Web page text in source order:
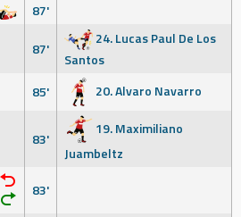
87'
87'
24. Lucas Paul De Los
Santos
85'
20. Alvaro Navarro
83'
19. Maximiliano
Juambeltz
83'